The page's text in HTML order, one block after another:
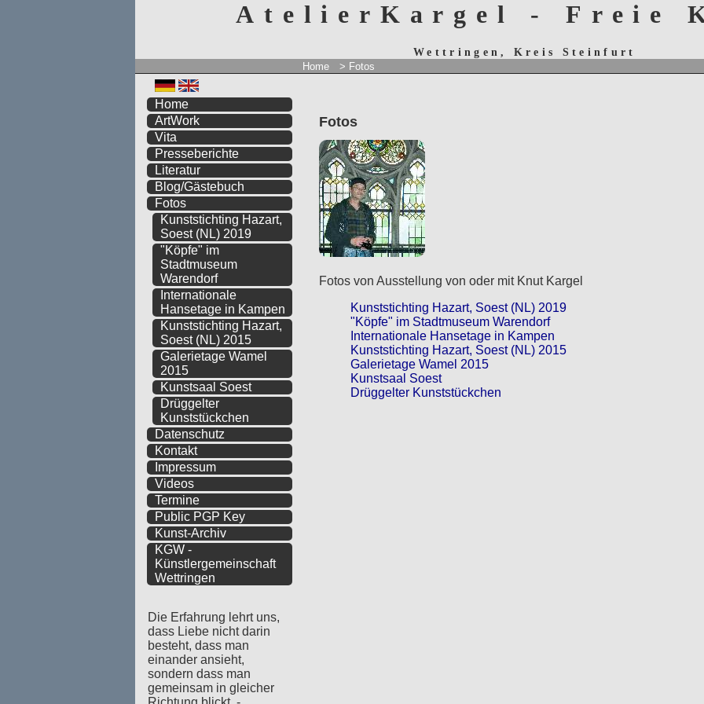
AtelierKargel - Freie
Wettringen, Kreis Steinfurt
Home > Fotos
Fotos
Fotos von Ausstellung von oder mit Knut Kargel
Kunststichting Hazart, Soest (NL) 2019
"Köpfe" im Stadtmuseum Warendorf
Internationale Hansetage in Kampen
Kunststichting Hazart, Soest (NL) 2015
Galerietage Wamel 2015
Kunstsaal Soest
Drüggelter Kunststückchen
Home
ArtWork
Vita
Presseberichte
Literatur
Blog/Gästebuch
Fotos
Kunststichting Hazart,
Soest (NL) 2019
"Köpfe" im
Stadtmuseum
Warendorf
Internationale
Hansetage in Kampen
Kunststichting Hazart,
Soest (NL) 2015
Galerietage Wamel
2015
Kunstsaal Soest
Drüggelter
Kunststückchen
Datenschutz
Kontakt
Impressum
Videos
Termine
Public PGP Key
Kunst-Archiv
KGW -
Künstlergemeinschaft
Wettringen
Die Erfahrung lehrt uns,
dass Liebe nicht darin
besteht, dass man
einander ansieht,
sondern dass man
gemeinsam in gleicher